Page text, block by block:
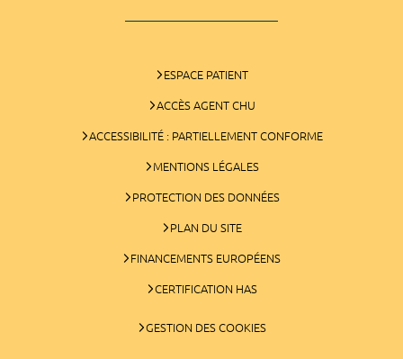
ESPACE PATIENT
ACCÈS AGENT CHU
ACCESSIBILITÉ : PARTIELLEMENT CONFORME
MENTIONS LÉGALES
PROTECTION DES DONNÉES
PLAN DU SITE
FINANCEMENTS EUROPÉENS
CERTIFICATION HAS
GESTION DES COOKIES